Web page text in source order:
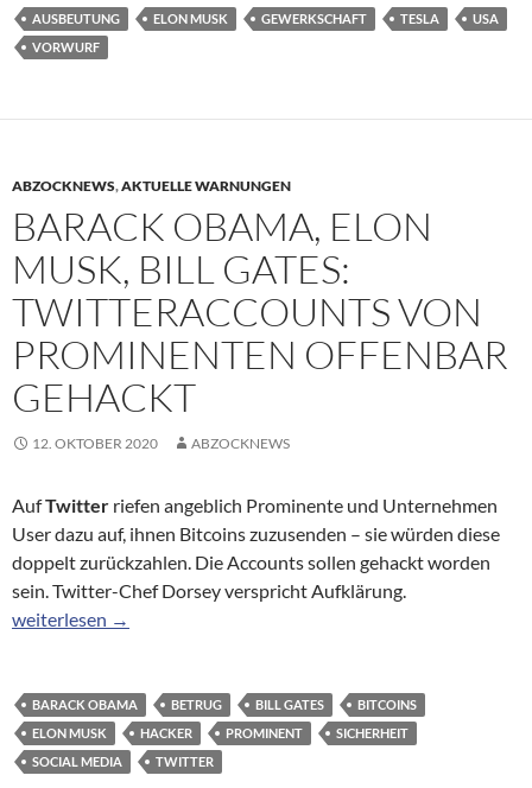
AUSBEUTUNG ELON MUSK GEWERKSCHAFT TESLA
USA
VORWURF
ABZOCKNEWS,AKTUELLE WARNUNGEN
BARACK OBAMA, ELON
MUSK, BILL GATES:
TWITTERACCOUNTS VON
PROMINENTEN OFFENBAR
GEHACKT
12. OKTOBER 2020 ABZOCKNEWS
AufTwitter riefen angeblich Prominente und Unternehmen
User dazu auf, ihnen Bitcoins zuzusenden – sie würden diese
doppelt zurückzahlen. Die Accounts sollen gehackt worden
sein. Twitter-Chef Dorsey verspricht Aufklärung.
Barack Obama, Elon Musk, Bill Gates: Twitteraccounts von
weiterlesen →
BARACK OBAMA BETRUG BILL GATES
BITCOINS
ELON MUSK
HACKER PROMINENT
SICHERHEIT
SOCIAL MEDIA
TWITTER